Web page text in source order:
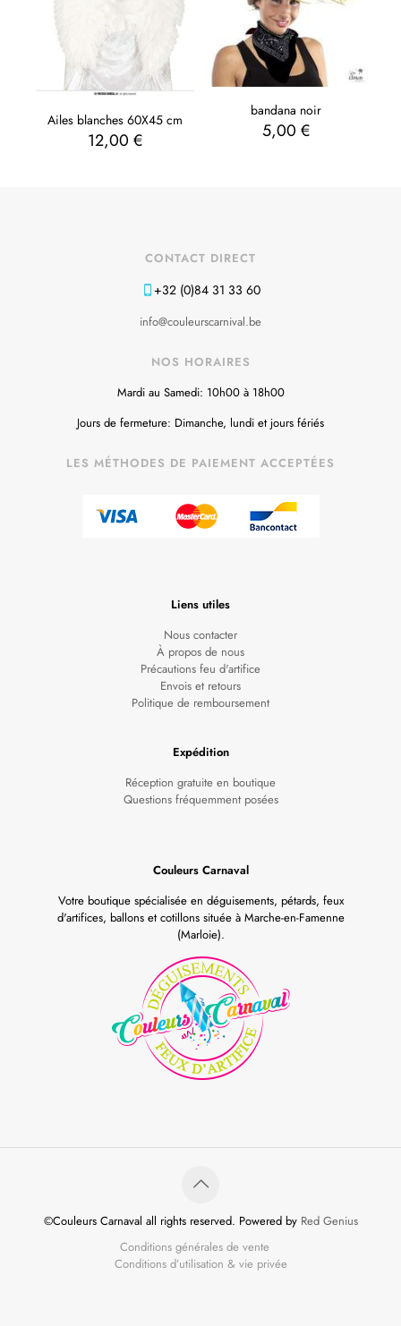
Ailes blanches 60X45 cm
12,00 €
bandana noir
5,00 €
CONTACT DIRECT
+32 (0)84 31 33 60
info@couleurscarnival.be
NOS HORAIRES
Mardi au Samedi: 10h00 à 18h00
Jours de fermeture: Dimanche, lundi et jours fériés
LES MÉTHODES DE PAIEMENT ACCEPTÉES
Liens utiles
Nous contacter
À propos de nous
Précautions feu d'artifice
Envois et retours
Politique de remboursement
Expédition
Réception gratuite en boutique
Questions fréquemment posées
Couleurs Carnaval
Votre boutique spécialisée en déguisements, pétards, feux
d'artifices, ballons et cotillons située à Marche-en-Famenne
(Marloie).
©Couleurs Carnaval all rights reserved. Powered by Red Genius
Conditions générales de vente
Conditions d’utilisation & vie privée